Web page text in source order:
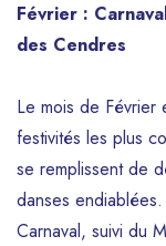
Février :
des Cendres
Le mois de Février
festivités les plus
se remplissent de
danses
Carnaval, suivi du